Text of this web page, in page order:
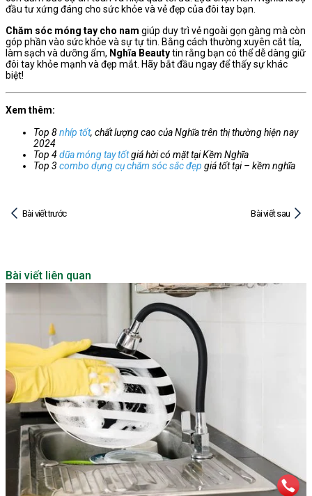
đầu tư xứng đáng cho sức khỏe và vẻ đẹp của đôi tay bạn.
Chăm sóc móng tay cho nam giúp duy trì vẻ ngoài gọn gàng mà còn
góp phần vào sức khỏe và sự tự tin. Bằng cách thường xuyên cắt tỉa,
làm sạch và dưỡng ẩm, Nghĩa Beautytin rằng bạn có thể dễ dàng giữ
đôi tay khỏe mạnh và đẹp mắt. Hãy bắt đầu ngay để thấy sự khác
biệt!
Xem thêm:
Top 8nhíp tốt, chất lượng cao của Nghĩa trên thị thường hiện nay
2024
Top 4dũa móng tay tốtgiá hời có mặt tại Kềm Nghĩa
Top 3 combo dụng cụ chăm sóc sắc đẹp giá tốt tại – kềm nghĩa
Bài viết trước Bài viết sau
Bài viết liên quan